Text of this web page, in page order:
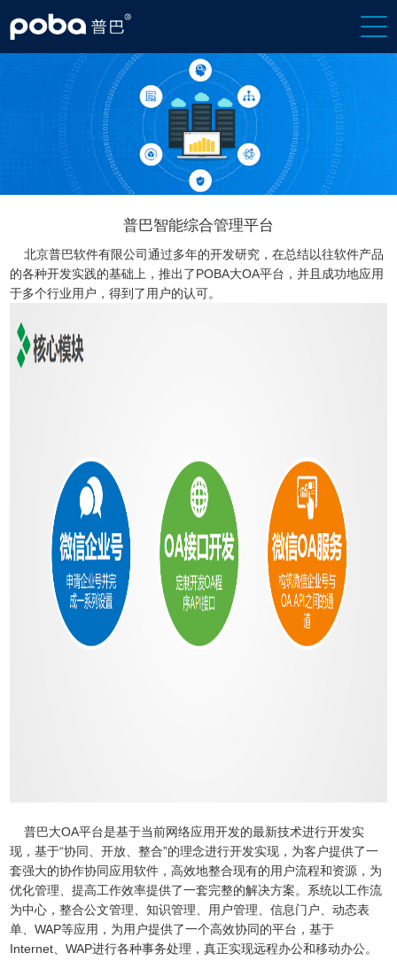
普巴智能综合管理平台
北京普巴软件有限公司通过多年的开发研究，在总结以往软件产品
的各种开发实践的基础上，推出了POBA大OA平台，并且成功地应用
于多个行业用户，得到了用户的认可。
普巴大OA平台是基于当前网络应用开发的最新技术进行开发实
现，基于“协同、开放、整合”的理念进行开发实现，为客户提供了一
套强大的协作协同应用软件，高效地整合现有的用户流程和资源，为
优化管理、提高工作效率提供了一套完整的解决方案。系统以工作流
为中心，整合公文管理、知识管理、用户管理、信息门户、动态表
单、WAP等应用，为用户提供了一个高效协同的平台，基于
Internet、WAP进行各种事务处理，真正实现远程办公和移动办公。